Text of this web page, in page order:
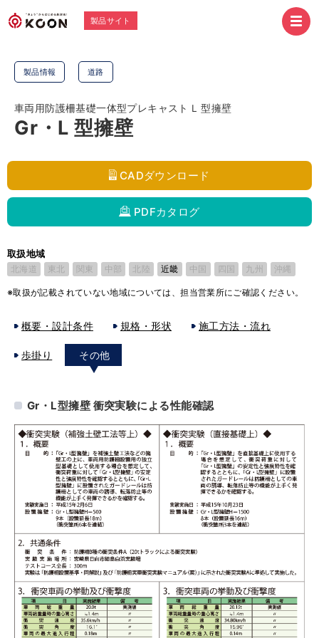
製品サイト
製品情報 道路
車両用防護柵基礎一体型プレキャスト L 型擁壁
Gr・L 型擁壁
CADダウンロード
PDFカタログ
取扱地域
北海道 東北 関東 中部 北陸 近畿 中国 四国 九州 沖縄
※取扱が記載されていない地域については、担当営業所にご確認ください。
概要・設計条件 規格・形状 施工方法・流れ
歩掛り その他
Gr・L型擁壁 衝突実験による性能確認